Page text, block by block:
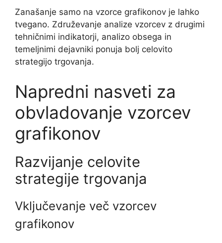
Zanašanje samo na vzorce grafikonov je lahko
tvegano. Združevanje analize vzorcev z drugimi
tehničnimi indikatorji, analizo obsega in
temeljnimi dejavniki ponuja bolj celovito
strategijo trgovanja.
Napredni nasveti za
obvladovanje vzorcev
grafikonov
Razvijanje celovite
strategije trgovanja
Vključevanje več vzorcev
grafikonov